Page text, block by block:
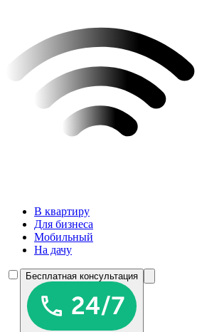
В квартиру
Для бизнеса
Мобильный
На дачу
Бесплатная консультация